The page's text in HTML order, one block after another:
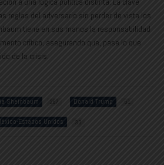
reglas del adversario sin perder de vista los
tiene en sus manos la responsabilidad
crítico, asegurando que, pase lo que
de la crisis.
Sheinbaum 267 Donald Trump 51
Estados Unidos 33